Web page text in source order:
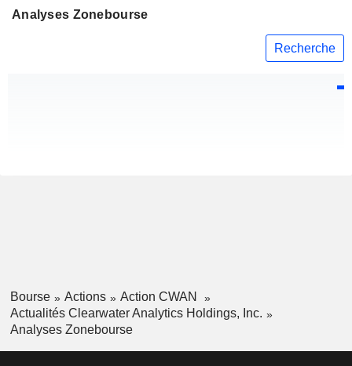
Analyses Zonebourse
Recherche
Bourse Actions
Action CWAN
Actualités Clearwater Analytics Holdings, Inc.
Analyses Zonebourse